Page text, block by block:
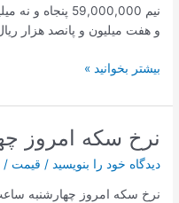
و هفت میلیون و پانصد هزار
قیمت
امروز
ساعت
16:42
بیشتر بخوانید »
نرخ سکه امروز
دیدگاه‌ خود را بنویسید / قیمت /